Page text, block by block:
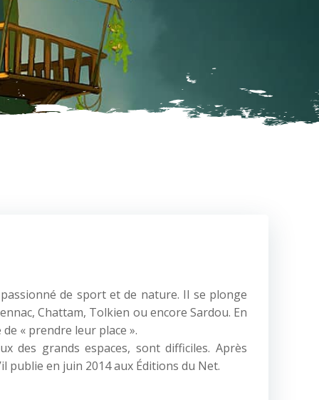
de sport et de nature. Il se plonge
Chattam, Tolkien ou encore Sardou. En
« prendre leur place ».
des grands espaces, sont difficiles. Après
publie en juin 2014 aux Éditions du Net.